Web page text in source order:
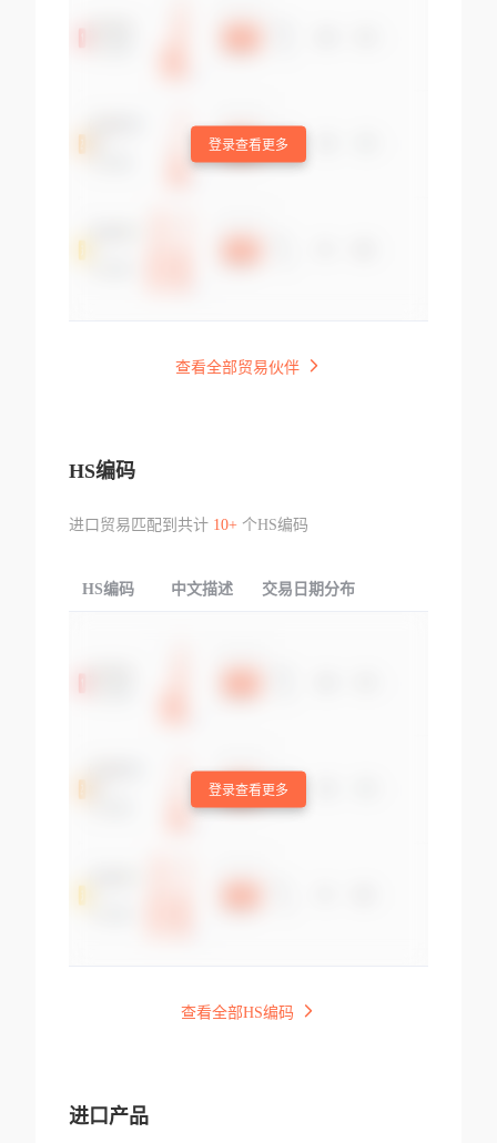
登录查看更多
查看全部贸易伙伴
HS编码
进口贸易匹配到共计 10+个HS编码
HS编码 中文描述 交易日期分布
登录查看更多
查看全部HS编码
进口产品